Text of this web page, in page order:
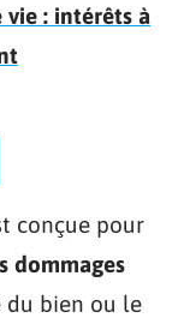
vie : intérêts à
conçue pour
dommages
bien ou le